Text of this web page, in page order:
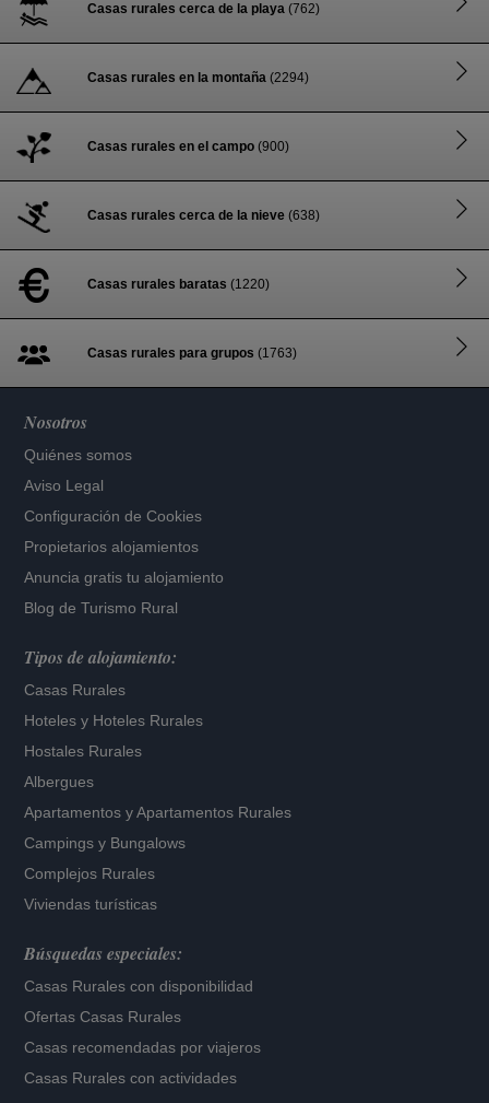
Casas rurales cerca de la playa (762)
Casas rurales en la montaña (2294)
Casas rurales en el campo (900)
Casas rurales cerca de la nieve (638)
Casas rurales baratas (1220)
Casas rurales para grupos (1763)
Nosotros
Quiénes somos
Aviso Legal
Configuración de Cookies
Propietarios alojamientos
Anuncia gratis tu alojamiento
Blog de Turismo Rural
Tipos de alojamiento:
Casas Rurales
Hoteles y Hoteles Rurales
Hostales Rurales
Albergues
Apartamentos yApartamentos Rurales
Campings y Bungalows
Complejos Rurales
Viviendas turísticas
Búsquedas especiales:
Casas Rurales con disponibilidad
Ofertas Casas Rurales
Casas recomendadas por viajeros
Casas Rurales con actividades